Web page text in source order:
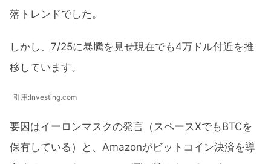
落トレンドでした。
しかし、7/25に暴騰を見せ現在でも4万ドル付近を推
移しています。
引用:Investing.com
要因はイーロンマスクの発言（スペースXでもBTCを
保有している）と、Amazonがビットコイン決済を導